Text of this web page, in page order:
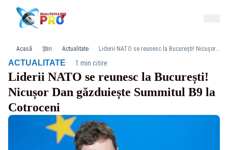
Acasă Știri Actualitate Liderii NATO se reunesc la București! Nicușor Dan găzduiește Summitul B9 la Cotroceni
ACTUALITATE· 1 min citire
Liderii NATO se reunesc la București!
Nicușor Dan găzduiește Summitul B9 la
Cotroceni